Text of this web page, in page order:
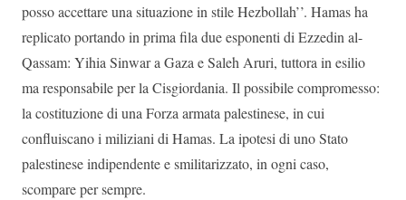
posso accettare una situazione in stile Hezbollah’’. Hamas ha
replicato portando in prima fila due esponenti di Ezzedin al-
Qassam: Yihia Sinwar a Gaza e Saleh Aruri, tuttora in esilio
ma responsabile per la Cisgiordania. Il possibile compromesso:
la costituzione di una Forza armata palestinese, in cui
confluiscano i miliziani di Hamas. La ipotesi di uno Stato
palestinese indipendente e smilitarizzato, in ogni caso,
scompare per sempre.